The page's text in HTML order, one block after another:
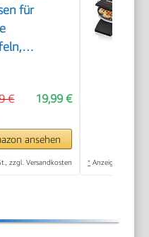
für
19,99 €
€
ansehen
zzgl. Versandkosten * Anzeige